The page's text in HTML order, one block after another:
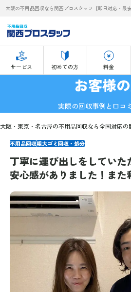
大阪の不用品回収なら関西プロスタッフ【即日対応・最安
サービス 初めての方 料金
お客様
実際の回収事例と口コ
大阪・東京・名古屋の不用品回収なら全国対応の
不用品回収粗大ゴミ回収・処分
丁寧に運び出しをしていた
安心感がありました！また